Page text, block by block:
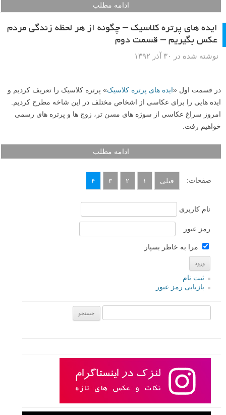
ادامه مطلب
ایده های پرتره کلاسیک – چگونه از هر لحظه زندگی مردم
عکس بگیریم – قسمت دوم
نوشته شده در ۳۰ آذر ۱۳۹۲
در قسمت اول «
امروز سراغ عکاسی از سوژه های مسن تر، زوج ها و پرتره های رسمی
خواهیم رفت.
صفحات: قبلی ۱ ۲ ۳ ۴
رمز عبور
مرا به خاطر بسپار